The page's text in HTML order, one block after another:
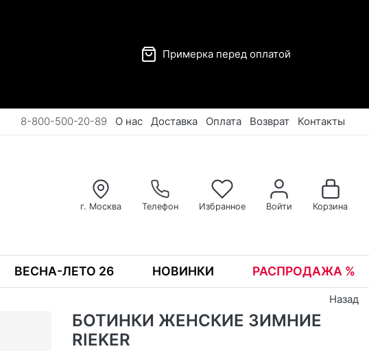
Примерка перед оплатой
8-800-500-20-89 О нас Доставка Оплата Возврат Контакты
г. Москва Телефон Избранное Войти Корзина
ВЕСНА-ЛЕТО 26 НОВИНКИ РАСПРОДАЖА %
Назад
БОТИНКИ ЖЕНСКИЕ ЗИМНИЕ
RIEKER